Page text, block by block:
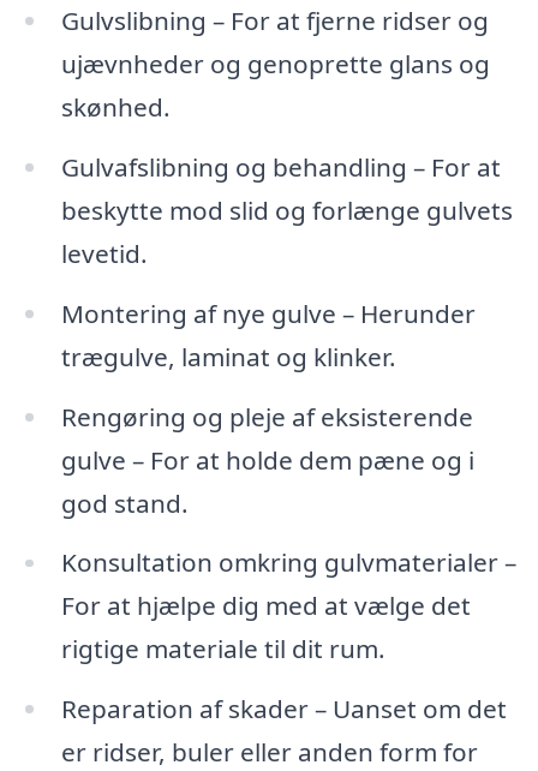
Gulvslibning – For at fjerne ridser og
ujævnheder og genoprette glans og
skønhed.
Gulvafslibning og behandling – For at
beskytte mod slid og forlænge gulvets
levetid.
Montering af nye gulve – Herunder
trægulve, laminat og klinker.
Rengøring og pleje af eksisterende
gulve – For at holde dem pæne og i
god stand.
Konsultation omkring gulvmaterialer –
For at hjælpe dig med at vælge det
rigtige materiale til dit rum.
Reparation af skader – Uanset om det
er ridser, buler eller anden form for